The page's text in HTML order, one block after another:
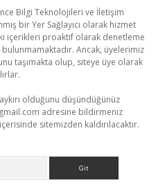
Bilgi Teknolojileri ve İletişim
bir Yer Sağlayıcı olarak hizmet
içerikleri proaktif olarak denetleme
Ancak, üyelerimiz
taşımakta olup, siteye üye olarak
olduğunu düşündüğünüz
adresine bildirmeniz
sitemizden kaldırılacaktır.